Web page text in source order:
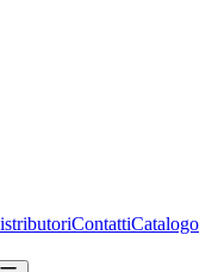
ContattiCatalogo